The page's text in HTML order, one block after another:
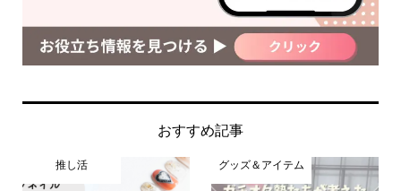
おすすめ記事
推し活 グッズ＆アイテム